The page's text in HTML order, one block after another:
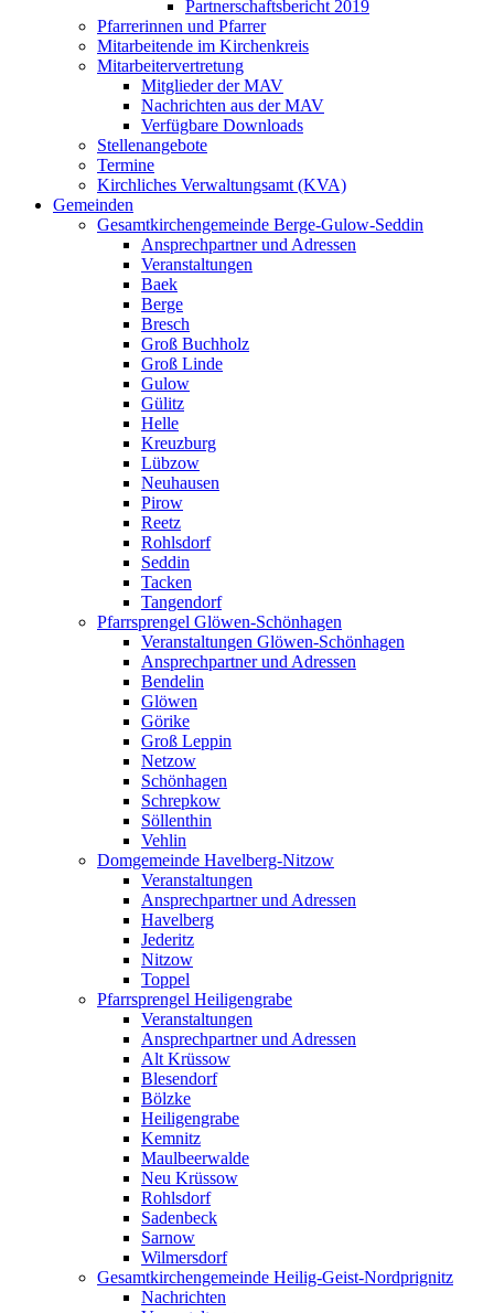
Partnerschaftsbericht 2019
Pfarrerinnen und Pfarrer
Mitarbeitende im Kirchenkreis
Mitarbeitervertretung
Mitglieder der MAV
Nachrichten aus der MAV
Verfügbare Downloads
Stellenangebote
Termine
Kirchliches Verwaltungsamt (KVA)
Gemeinden
Gesamtkirchengemeinde Berge-Gulow-Seddin
Ansprechpartner und Adressen
Veranstaltungen
Baek
Berge
Bresch
Groß Buchholz
Groß Linde
Gulow
Gülitz
Helle
Kreuzburg
Lübzow
Neuhausen
Pirow
Reetz
Rohlsdorf
Seddin
Tacken
Tangendorf
Pfarrsprengel Glöwen-Schönhagen
Veranstaltungen Glöwen-Schönhagen
Ansprechpartner und Adressen
Bendelin
Glöwen
Görike
Groß Leppin
Netzow
Schönhagen
Schrepkow
Söllenthin
Vehlin
Domgemeinde Havelberg-Nitzow
Veranstaltungen
Ansprechpartner und Adressen
Havelberg
Jederitz
Nitzow
Toppel
Pfarrsprengel Heiligengrabe
Veranstaltungen
Ansprechpartner und Adressen
Alt Krüssow
Blesendorf
Bölzke
Heiligengrabe
Kemnitz
Maulbeerwalde
Neu Krüssow
Rohlsdorf
Sadenbeck
Sarnow
Wilmersdorf
Gesamtkirchengemeinde Heilig-Geist-Nordprignitz
Nachrichten